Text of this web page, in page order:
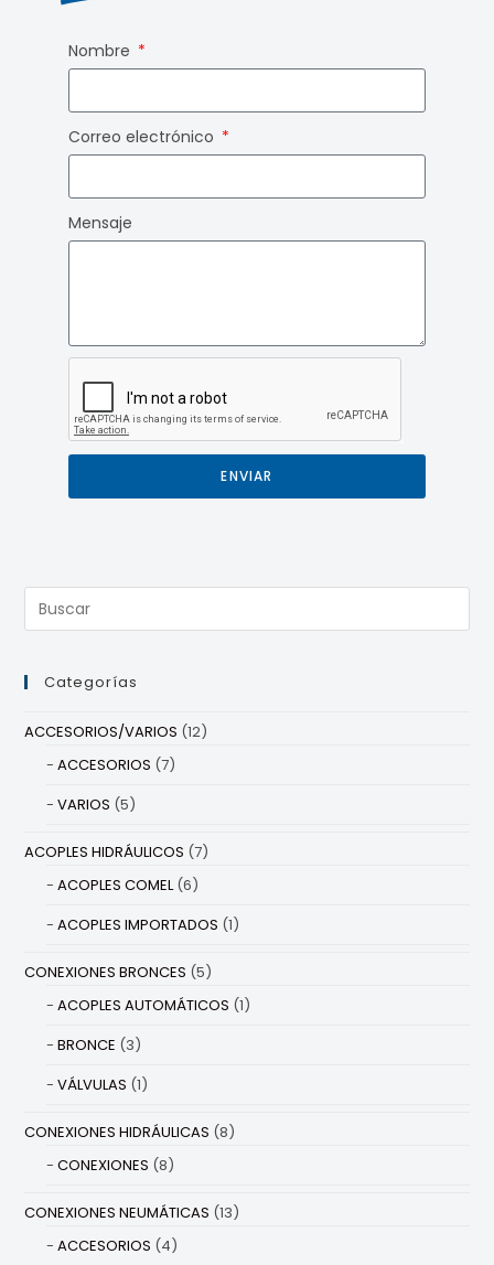
Nombre
Correo electrónico
Mensaje
ENVIAR
Categorías
ACCESORIOS/VARIOS (12)
ACCESORIOS (7)
VARIOS (5)
ACOPLES HIDRÁULICOS (7)
ACOPLES COMEL(6)
ACOPLES IMPORTADOS (1)
CONEXIONES BRONCES (5)
ACOPLES AUTOMÁTICOS (1)
BRONCE (3)
VÁLVULAS (1)
CONEXIONES HIDRÁULICAS (8)
CONEXIONES (8)
CONEXIONES NEUMÁTICAS (13)
ACCESORIOS (4)